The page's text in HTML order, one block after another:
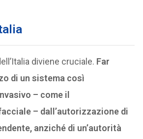
diviene cruciale. Far
di un sistema così
– come il
– dall’autorizzazione di
anziché di un’autorità